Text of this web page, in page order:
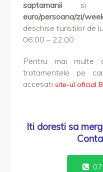
saptamanii si de
euro/persoana/zi/
deschise turistilor de
06:00 – 22:00.
Pentru mai multe
tratamentele pe
accesati site-ul oficial
Iti doresti sa